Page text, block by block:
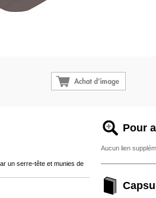
un serre-tête et munies de
Pour
Aucun lien